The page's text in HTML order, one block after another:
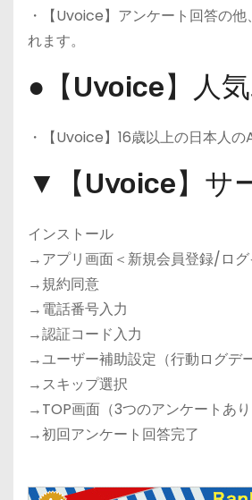
・【Uvoice】アンケート回答の
れます。
●【Uvoice】人
・【Uvoice】16歳以上の日本人
▼【Uvoice】サ
インストール
→アプリ画面＜新規会員登録/ログ
→規約同意
→電話番号入力
→認証コード入力
→ユーザー補助設定（行動ログデ
→スキップ選択
→TOP画面（3つのアンケートあり
→初回アンケート回答完了